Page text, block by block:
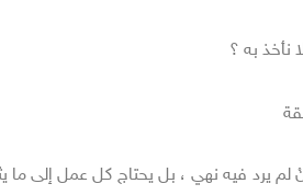
نأخذ به ؟
لم يرد فيه نهي ، بل يحتاج كل عمل إلى